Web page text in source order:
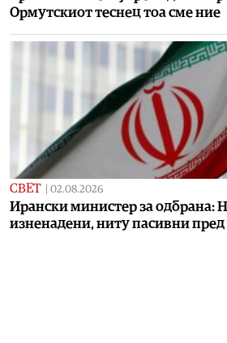
Ормутскиот теснец тоа сме ние
СВЕТ 02.08.2026
Ирански министер за одбрана:
изненадени, ниту пасивни пред